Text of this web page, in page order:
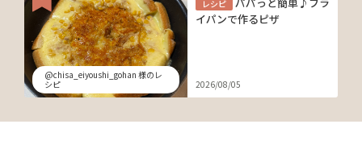
@chisa_eiyoushi_gohan 様のレ
シピ
レシピ
イパンで作るピザ
2026/08/05